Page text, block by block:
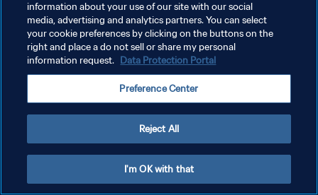
DATENSCHUTZ
NUTZUNGSBEDINGUNGEN
COOKIE-EINSTELLUNGEN VERWALTEN
information about your use of our site with our social
media, advertising and analytics partners. You can select
your cookie preferences by clicking on the buttons on the
right and place a do not sell or share my personal
information request. Data Protection Portal
Preference Center
Reject All
I'm OK with that